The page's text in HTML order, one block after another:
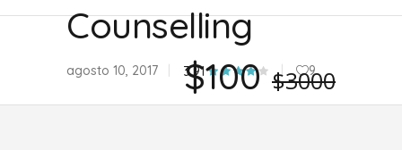
Counselling
agosto 10, 2017 3.91 9
$100 $3000